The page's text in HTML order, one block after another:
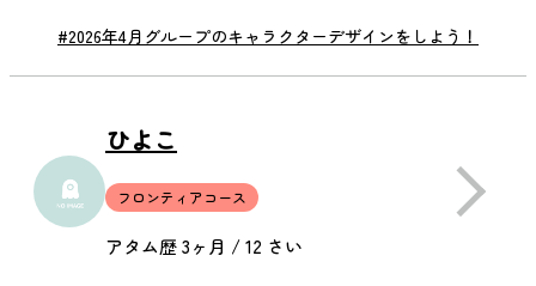
#2026年4月グループのキャラクターデザインをしよう！
ひよこ
フロンティアコース
アタム歴 3ヶ月 / 12 さい